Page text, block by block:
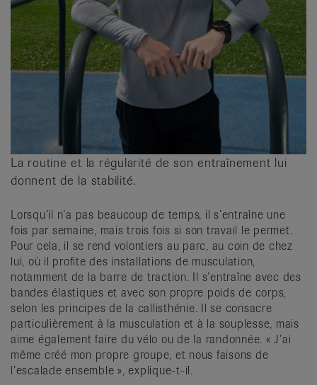
La routine et la régularité de son entraînement lui
donnent de la stabilité.
Lorsqu’il n’a pas beaucoup de temps, il s’entraîne une
fois par semaine, mais trois fois si son travail le permet.
Pour cela, il se rend volontiers au parc, au coin de chez
lui, où il profite des installations de musculation,
notamment de la barre de traction. Il s’entraîne avec des
bandes élastiques et avec son propre poids de corps,
selon les principes de la callisthénie. Il se consacre
particulièrement à la musculation et à la souplesse, mais
aime également faire du vélo ou de la randonnée. « J’ai
même créé mon propre groupe, et nous faisons de
l’escalade ensemble », explique-t-il.